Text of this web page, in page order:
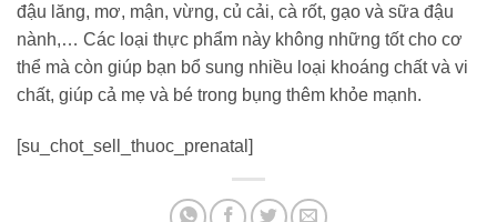
đậu lăng, mơ, mận, vừng, củ cải, cà rốt, gạo và sữa đậu
nành,… Các loại thực phẩm này không những tốt cho cơ
thể mà còn giúp bạn bổ sung nhiều loại khoáng chất và vi
chất, giúp cả mẹ và bé trong bụng thêm khỏe mạnh.
[su_chot_sell_thuoc_prenatal]